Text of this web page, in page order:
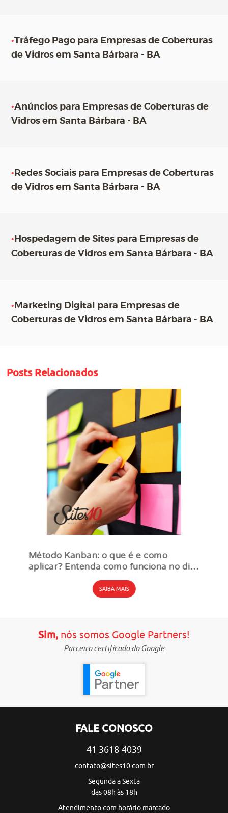
•Tráfego Pago para Empresas de Coberturas
de Vidros em Santa Bárbara - BA
•Anúncios para Empresas de Coberturas de
Vidros em Santa Bárbara - BA
• Redes Sociais para Empresas de Coberturas
de Vidros em Santa Bárbara - BA
• Hospedagem de Sites para Empresas de
Coberturas de Vidros em Santa Bárbara - BA
• Marketing Digital para Empresas de
Coberturas de Vidros em Santa Bárbara - BA
Posts Relacionados
Método Kanban: o que é e como
aplicar? Entenda como funciona no dia
SAIBA MAIS
Sim,nós somos Google Partners!
Parceiro certificado do Google
FALE CONOSCO
41 3618-4039
contato@sites10.com.br
Segunda a Sexta
das 08h às 18h
Atendimento com horário marcado